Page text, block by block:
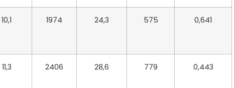
10,1 1974 24,3 575 0,641
11,3 2406 28,6 779 0,443